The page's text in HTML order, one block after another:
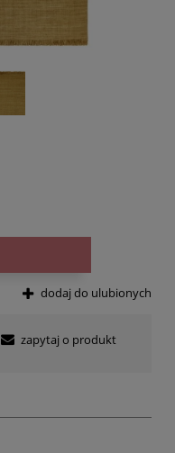
dodaj do ulubionych
zapytaj o produkt